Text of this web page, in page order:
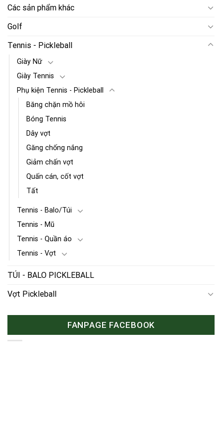
Các sản phẩm khác
Golf
Tennis - Pickleball
Giày Nữ
Giày Tennis
Phụ kiện Tennis - Pickleball
Băng chặn mồ hôi
Bóng Tennis
Dây vợt
Găng chống nắng
Giảm chấn vợt
Quấn cán, cốt vợt
Tất
Tennis - Balo/Túi
Tennis - Mũ
Tennis - Quần áo
Tennis - Vợt
TÚI - BALO PICKLEBALL
Vợt Pickleball
FANPAGE FACEBOOK